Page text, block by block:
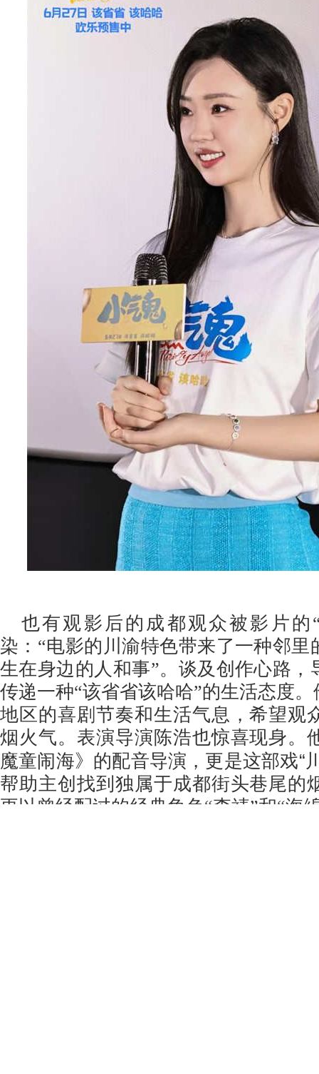
也有观影后的成都观众被影片的
染：“电影的川渝特色带来了一种邻
生在身边的人和事”。 谈及创作心路，
传递一种“该省省该哈哈”的生活态度。
地区的喜剧节奏和生活气息，希望观
烟火气。表演导演陈浩也惊喜现身。
魔童闹海》的配音导演，更是这部戏“
帮助主创找到 独属于成都街头巷尾的
更以曾经配过的经典角色“李靖”和“海